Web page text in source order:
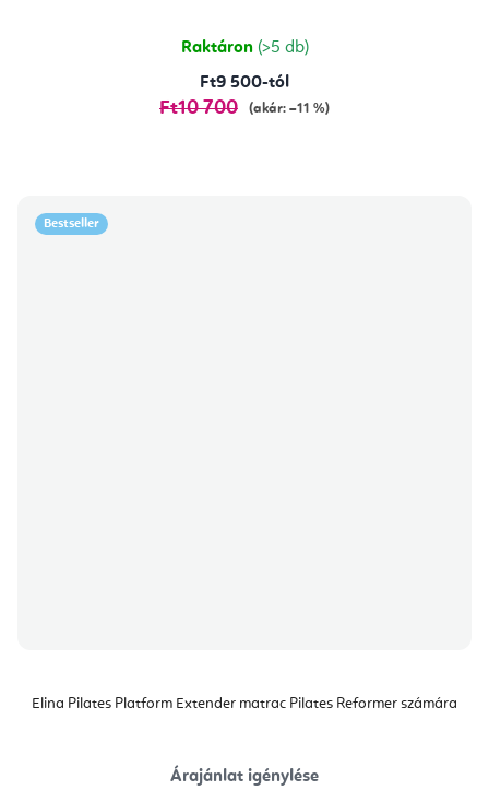
Raktáron (>5 db)
Ft9 500-tól
Ft10 700 (akár: –11 %)
Bestseller
Elina Pilates Platform Extender matrac Pilates Reformer számára
Árajánlat igénylése